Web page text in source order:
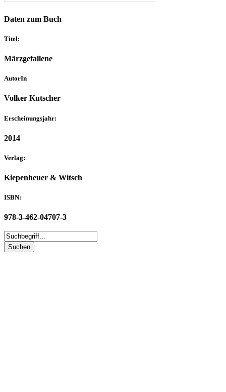
Daten zum Buch
Titel:
Märzgefallene
AutorIn
Volker Kutscher
Erscheinungsjahr:
2014
Verlag:
Kiepenheuer & Witsch
ISBN:
978-3-462-04707-3